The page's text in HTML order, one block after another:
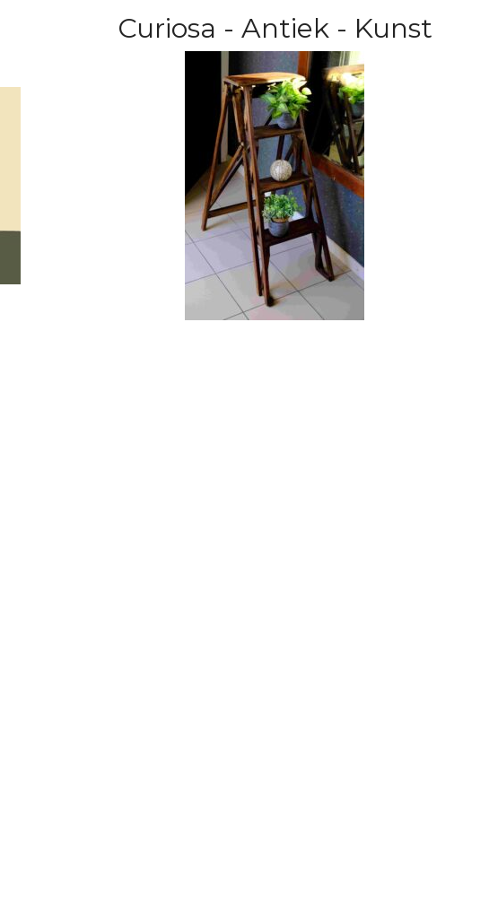
Curiosa - Antiek - Kunst